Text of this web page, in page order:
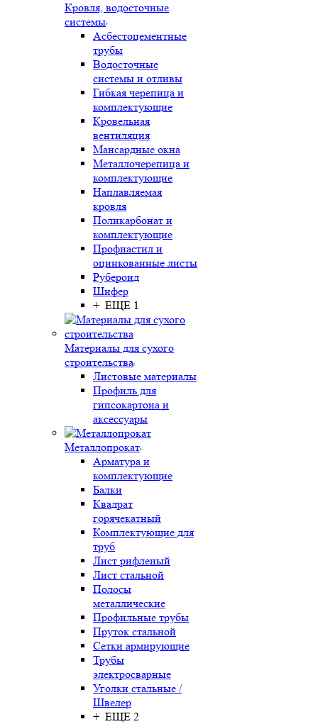
Кровля, водосточные
системы
Асбестоцементные
трубы
Водосточные
системы и отливы
Гибкая черепица и
комплектующие
Кровельная
вентиляция
Мансардные окна
Металлочерепица и
комплектующие
Наплавляемая
кровля
Поликарбонат и
комплектующие
Профнастил и
оцинкованные листы
Рубероид
Шифер
+ ЕЩЕ 1
Материалы для сухого
строительства
Листовые материалы
Профиль для
гипсокартона и
аксессуары
Металлопрокат
Арматура и
комплектующие
Балки
Квадрат
горячекатный
Комплектующие для
труб
Лист рифленый
Лист стальной
Полосы
металлические
Профильные трубы
Пруток стальной
Сетки армирующие
Трубы
электросварные
Уголки стальные /
Швелер
+ ЕЩЕ 2